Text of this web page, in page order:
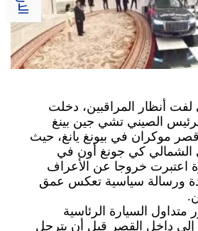
أنظار المراقبين، دخلت
الصيني تشي جين بينغ
موكران في بيونغ يانغ، حيث
الشمالي كي جونغ أون في
اعتبرت خروجا عن الأعراف
ورسالة سياسية تعكس عمق
.
السيارة الرئاسية
إلى داخل القصر قبل أن يترجل